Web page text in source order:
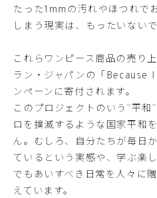
たった1mmの汚れやほつれで
しまう現実は、もったいないで
これらワンピース商品の売り
ラン・ジャパンの「
ンペーンに寄付されます。
このプロジェクトのいう”平和
ロを撲滅するような国家平和
ん。むしろ、自分たちが毎日
ているという実感や、学ぶ楽
でもあいすべき日常を人々に
えています。